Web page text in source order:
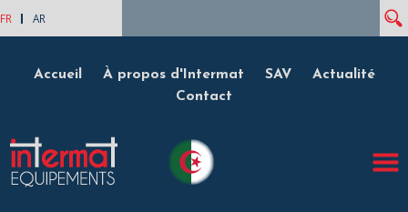
FR AR
Accueil À propos d'Intermat SAV
Actualité
Contact